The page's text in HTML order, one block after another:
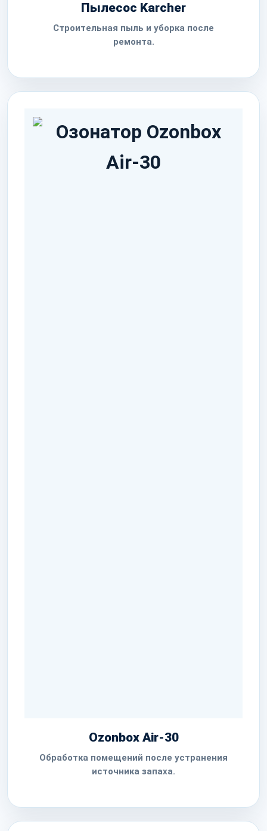
Пылесос Karcher
Строительная пыль и уборка после
ремонта.
Ozonbox Air-30
Обработка помещений после устранения
источника запаха.